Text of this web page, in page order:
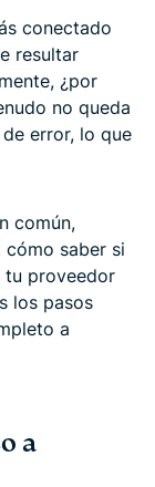
conectado
resultar
¿por
no queda
error, lo que
común,
cómo saber si
tu proveedor
los pasos
a
a